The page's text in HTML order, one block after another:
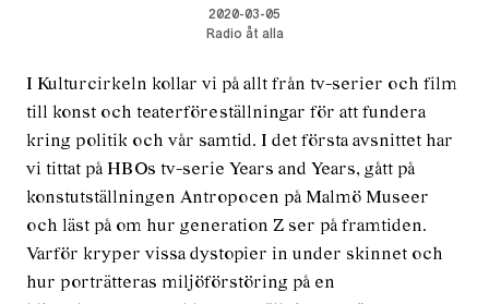
2020-03-05
Radio åt alla
I Kulturcirkeln kollar vi på allt från tv-serier och film
till konst och teaterföreställningar för att fundera
kring politik och vår samtid. I det första avsnittet har
vi tittat på HBOs tv-serie Years and Years, gått på
konstutställningen Antropocen på Malmö Museer
och läst på om hur generation Z ser på framtiden.
Varför kryper vissa dystopier in under skinnet och
hur porträtteras miljöförstöring på en